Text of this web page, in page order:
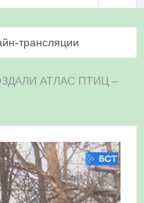
трансляции
2026» в
имена и
АТЛАС ПТИЦ –